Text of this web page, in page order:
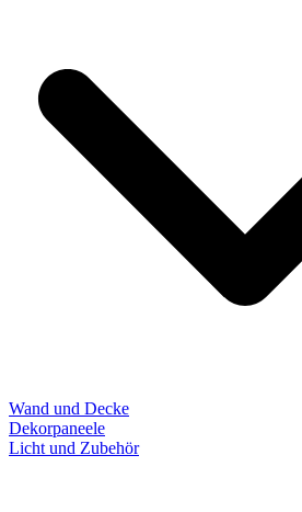
Wand und Decke
Dekorpaneele
Licht und Zubehör